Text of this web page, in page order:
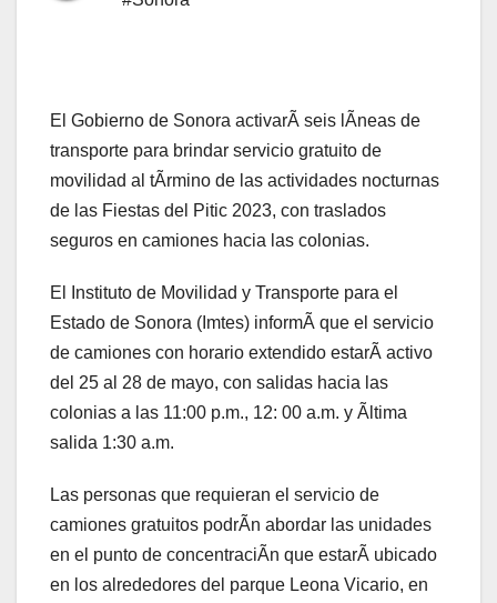
El Gobierno de Sonora activarÃ seis lÃneas de
transporte para brindar servicio gratuito de
movilidad al tÃrmino de las actividades nocturnas
de las Fiestas del Pitic 2023, con traslados
seguros en camiones hacia las colonias.
El Instituto de Movilidad y Transporte para el
Estado de Sonora (Imtes) informÃ que el servicio
de camiones con horario extendido estarÃ activo
del 25 al 28 de mayo, con salidas hacia las
colonias a las 11:00 p.m., 12: 00 a.m. y Ãltima
salida 1:30 a.m.
Las personas que requieran el servicio de
camiones gratuitos podrÃn abordar las unidades
en el punto de concentraciÃn que estarÃ ubicado
en los alrededores del parque Leona Vicario, en